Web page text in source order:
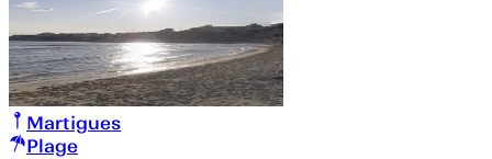
Martigues
Plage